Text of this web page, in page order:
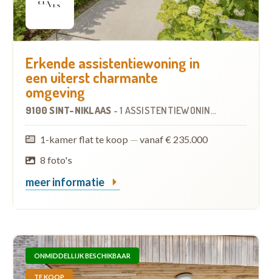
Erkende assistentiewoning in
een uiterst charmante
omgeving
9100 SINT-NIKLAAS - 1 ASSISTENTIEWONING
1-kamer flat te koop — vanaf € 235.000
8 foto's
meer informatie
ONMIDDELLIJK BESCHIKBAAR
TE KOOP